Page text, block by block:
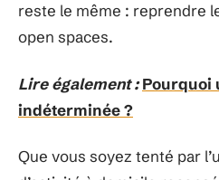
reste le même : reprendre
open spaces.
Lire également : Pourquoi
indéterminée ?
Que vous soyez tenté par